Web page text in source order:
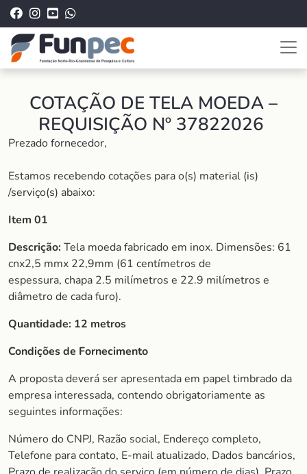
COTAÇÃO DE TELA MOEDA –
REQUISIÇÃO Nº 37822026
Prezado fornecedor,
Estamos recebendo cotações para o(s) material (is)
/serviço(s) abaixo:
Item 01
Descrição:Tela moeda fabricado em inox. Dimensões: 61
cnx2,5 mmx 22,9mm (61 centímetros de
espessura, chapa 2.5 milímetros e 22.9 milímetros e
diâmetro de cada furo).
Quantidade: 12 metros
Condições de Fornecimento
A proposta deverá ser apresentada em papel timbrado da
empresa interessada, contendo obrigatoriamente as
seguintes informações:
Número do CNPJ, Razão social, Endereço completo,
Telefone para contato, E-mail atualizado, Dados bancários,